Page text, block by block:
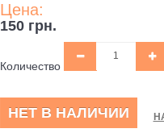
Цена:
150 грн.
Количество
НЕТ В НАЛИЧИИ